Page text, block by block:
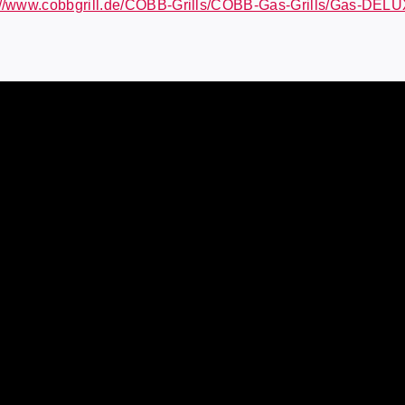
www.cobbgrill.de/COBB-Grills/COBB-Gas-Grills/Gas-